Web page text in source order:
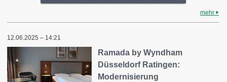
mehr
12.06.2025 – 14:21
Ramada by Wyndham
Düsseldorf Ratingen:
Modernisierung